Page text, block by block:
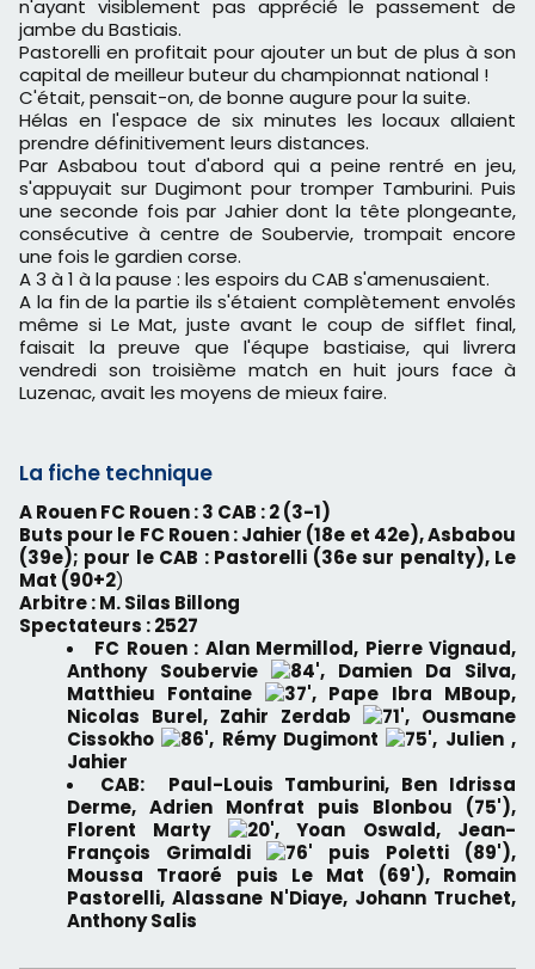
n'ayant visiblement pas apprécié le passement de
jambe du Bastiais.
Pastorelli en profitait pour ajouter un but de plus à son
capital de meilleur buteur du championnat national !
C'était, pensait-on, de bonne augure pour la suite.
Hélas en l'espace de six minutes les locaux allaient
prendre définitivement leurs distances.
Par Asbabou tout d'abord qui a peine rentré en jeu,
s'appuyait sur Dugimont pour tromper Tamburini. Puis
une seconde fois par Jahier dont la tête plongeante,
consécutive à centre de Soubervie, trompait encore
une fois le gardien corse.
A 3 à 1 à la pause : les espoirs du CAB s'amenusaient.
A la fin de la partie ils s'étaient complètement envolés
même si Le Mat, juste avant le coup de sifflet final,
faisait la preuve que l'équpe bastiaise, qui livrera
vendredi son troisième match en huit jours face à
Luzenac, avait les moyens de mieux faire.
La fiche technique
A Rouen FC Rouen : 3 CAB : 2 (3-1)
Buts pour le FC Rouen : Jahier (18e et 42e), Asbabou
(39e); pour le CAB : Pastorelli (36e sur penalty), Le
Mat (90+2)
Arbitre : M. Silas Billong
Spectateurs : 2527
FC Rouen : Alan Mermillod, Pierre Vignaud,
Anthony Soubervie
84', Damien Da Silva,
Matthieu Fontaine
37', Pape Ibra MBoup,
Nicolas Burel, Zahir Zerdab
71', Ousmane
Cissokho
86', Rémy Dugimont
75', Julien ,
Jahier
CAB: Paul-Louis Tamburini, Ben Idrissa
Derme, Adrien Monfrat puis Blonbou (75'),
Florent Marty
20', Yoan Oswald, Jean-
François Grimaldi
76' puis Poletti (89'),
Moussa Traoré puis Le Mat (69'), Romain
Pastorelli, Alassane N'Diaye, Johann Truchet,
Anthony Salis